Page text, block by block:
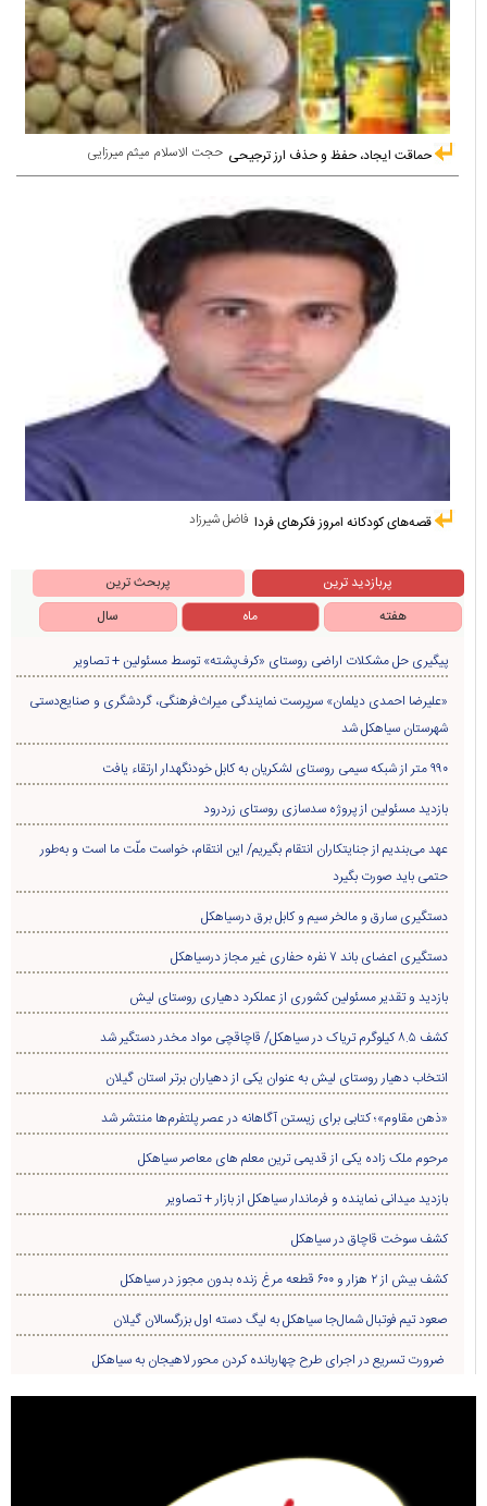
حجت الاسلام میثم میرزایی حماقت ایجاد، حفظ و حذف ارز ترجیحی
فاضل شیرزاد قصه‌های کودکانه امروز فکرهای فردا
پربازدید ترین
پربحث ترین
هفته
ماه سال
پیگیری حل مشکلات اراضی روستای «کرف‌پشته» توسط مسئولین + تصاویر
«علیرضا احمدی دیلمان» سرپرست نمایندگی میراث‌فرهنگی، گردشگری و صنایع‌دستی
شهرستان سیاهکل شد
۹۹۰ متر از شبکه سیمی روستای لشکریان به کابل خودنگهدار ارتقاء یافت
بازدید مسئولین از پروژه سدسازی روستای زردرود
عهد می‌بندیم از جنایتکاران انتقام بگیریم/ این انتقام، خواست ملّت ما است و به‌طور
حتمی باید صورت بگیرد
دستگیری سارق و مالخر سیم و کابل برق درسیاهکل
دستگیری اعضای باند ۷ نفره حفاری غير مجاز درسیاهکل
بازدید و تقدیر مسئولین کشوری از عملکرد دهیاری روستای لیش
کشف ۸.۵ کیلوگرم تریاک در سیاهکل/ قاچاقچی مواد مخدر دستگیر شد
انتخاب دهیار روستای لیش به عنوان یکی از دهیاران برتر استان گیلان
«ذهن مقاوم»؛ کتابی برای زیستن آگاهانه در عصر پلتفرم‌ها منتشر شد
مرحوم ملک زاده یکی از قدیمی ترین معلم های معاصر سیاهکل
بازدید میدانی نماینده و فرماندار سیاهکل از بازار + تصاویر
کشف سوخت قاچاق در سياهکل
کشف بیش از ۲ هزار و ۶۰۰ قطعه مرغ زنده بدون مجوز در سیاهکل
صعود تیم فوتبال شمال‌جا‌ سیاهکل به لیگ دسته اول بزرگسالان گیلان
ضرورت تسریع در اجرای طرح چهاربانده کردن محور لاهیجان به سیاهکل